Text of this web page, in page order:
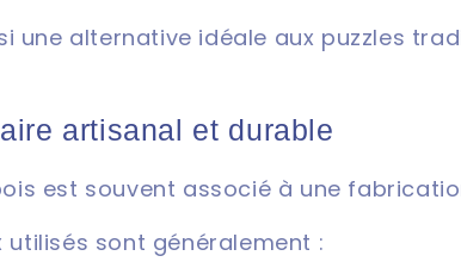
une alternative idéale aux puzzles
artisanal et durable
est souvent associé à une
utilisés sont généralement :